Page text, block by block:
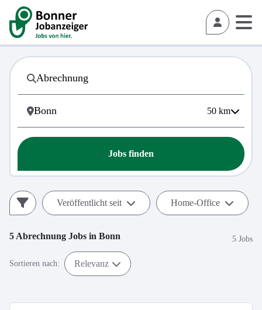
50 km
Jobs finden
Veröffentlicht seit Home-Office
5 Abrechnung Jobs in Bonn 5 Jobs
Sortieren nach: Relevanz